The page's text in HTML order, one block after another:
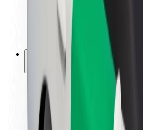
ბრენდი
მედია
ურბანული ფონდი
უსაფრთხოება
მგზავრების უსაფრთხოება
მძღოლების უსაფრთხოება
სკუტერის უსაფრთხოება